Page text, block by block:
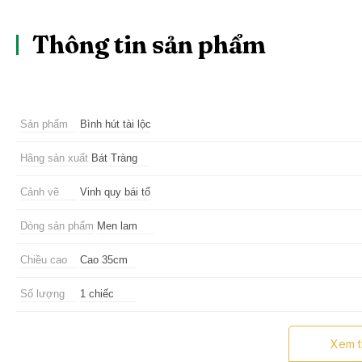
Thông tin sản phẩm
Sản phẩm Bình hút tài lộc
Hãng sản xuất Bát Tràng
Cảnh vẽ Vinh quy bái tổ
Dòng sản phẩm Men lam
Chiều cao Cao 35cm
Số lượng 1 chiếc
Trưng bày phong thủy phòng khách, bàn làm việc, có thể
Xem